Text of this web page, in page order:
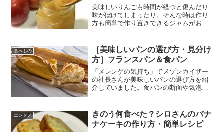
美味しいりんごも時間が経つと傷んだり
味がぼけてしまったり。そんな時は作り
方も簡単で作り置きできるジャムがおす
味しくいただきましょう。ごろごろっと
りんごジャムレシピ作り方...
食べもの
［美味しいパンの選び方・見分け
方］フランスパン＆食パン
「メレンゲの気持ち」でメゾンカイザー
の社長さんが美味しいパンの選び方を紹
介していました。食パンの断面や気泡な
選ぶときの参考にしてみてはいかがでし
ょう。プロが教える美味し...
エンタメ
きのう何食べた？シロさんのバナ
ナケーキの作り方・簡単レシピ